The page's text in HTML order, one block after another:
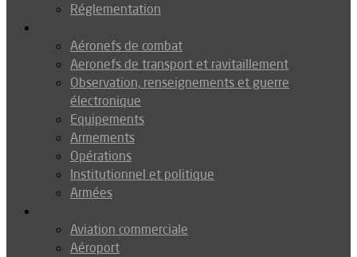
Réglementation
Aéronefs de combat
Aeronefs de transport et ravitaillement
Observation, renseignements et guerre
électronique
Equipements
Armements
Opérations
Institutionnel et politique
Armées
Aviation commerciale
Aéroport